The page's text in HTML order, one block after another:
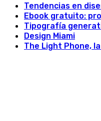
Tendencias en
Ebook gratuito:
Tipografía
Design Miami
The Light Phone,